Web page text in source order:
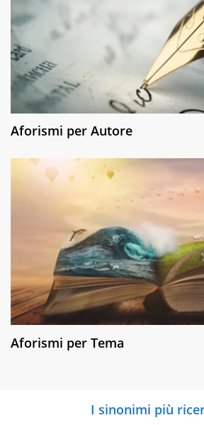
Aforismi per Autore
Aforismi per Tema
I sinonimi più